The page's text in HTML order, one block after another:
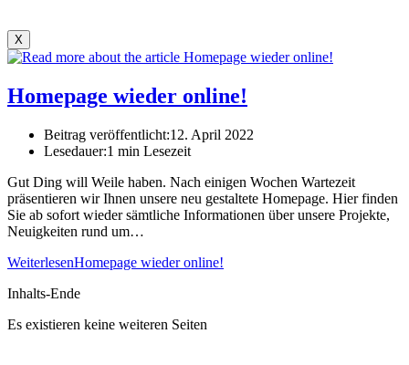
X
Homepage wieder online!
Beitrag veröffentlicht:12. April 2022
Lesedauer:1 min Lesezeit
Gut Ding will Weile haben. Nach einigen Wochen Wartezeit
präsentieren wir Ihnen unsere neu gestaltete Homepage. Hier finden
Sie ab sofort wieder sämtliche Informationen über unsere Projekte,
Neuigkeiten rund um…
WeiterlesenHomepage wieder online!
Inhalts-Ende
Es existieren keine weiteren Seiten